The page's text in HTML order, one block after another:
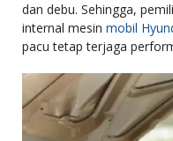
dan debu. Sehingga,
internal mesin mobil
pacu tetap terjaga